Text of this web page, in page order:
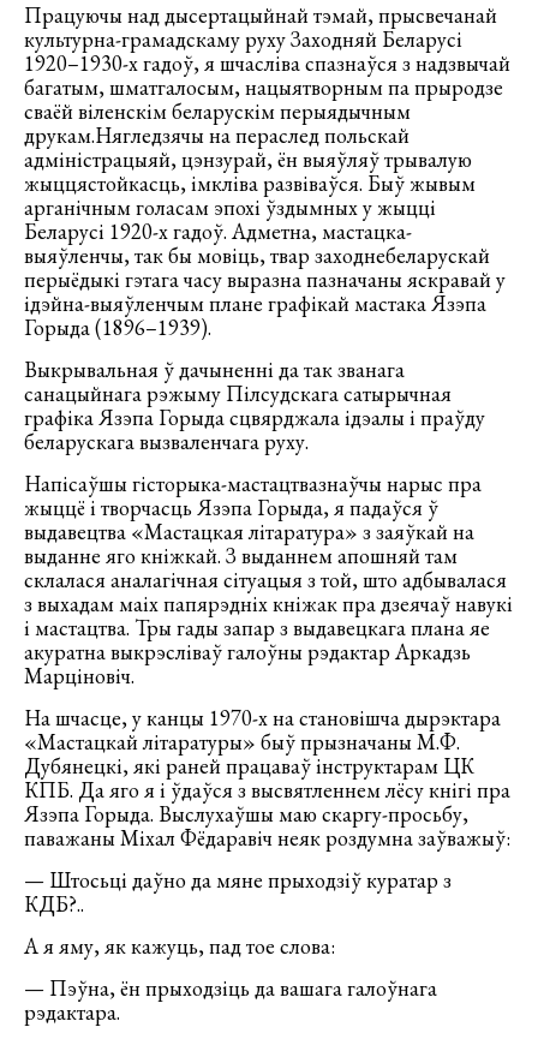
Працуючы над дысертацыйнай тэмай, прысвечанай
культурна-грамадскаму руху Заходняй Беларусі
1920–1930-х гадоў, я шчасліва спазнаўся з надзвычай
багатым, шматгалосым, нацыятворным па прыродзе
сваёй віленскім беларускім перыядычным
друкам.Нягледзячы на пераслед польскай
адміністрацыяй, цэнзурай, ён выяўляў трывалую
жыццястойкасць, імкліва развіваўся. Быў жывым
арганічным голасам эпохі ўздымных у жыцці
Беларусі 1920-х гадоў. Адметна, мастацка-
выяўленчы, так бы мовіць, твар заходнебеларускай
перыёдыкі гэтага часу выразна пазначаны яскравай у
ідэйна-выяўленчым плане графікай мастака Язэпа
Горыда (1896–1939).
Выкрывальная ў дачыненні да так званага
санацыйнага рэжыму Пілсудскага сатырычная
графіка Язэпа Горыда сцвярджала ідэалы і праўду
беларускага вызваленчага руху.
Напісаўшы гісторыка-мастацтвазнаўчы нарыс пра
жыццё і творчасць Язэпа Горыда, я падаўся ў
выдавецтва «Мастацкая літаратура» з заяўкай на
выданне яго кніжкай. З выданнем апошняй там
склалася аналагічная сітуацыя з той, што адбывалася
з выхадам маіх папярэдніх кніжак пра дзеячаў навукі
і мастацтва. Тры гады запар з выдавецкага плана яе
акуратна выкрэсліваў галоўны рэдактар Аркадзь
Марціновіч.
На шчасце, у канцы 1970-х на становішча дырэктара
«Мастацкай літаратуры» быў прызначаны М.Ф.
Дубянецкі, які раней працаваў інструктарам ЦК
КПБ. Да яго я і ўдаўся з высвятленнем лёсу кнігі пра
Язэпа Горыда. Выслухаўшы маю скаргу-просьбу,
паважаны Міхал Фёдаравіч неяк роздумна заўважыў:
— Штосьці даўно да мяне прыходзіў куратар з
КДБ?..
А я яму, як кажуць, пад тое слова:
— Пэўна, ён прыходзіць да вашага галоўнага
рэдактара.